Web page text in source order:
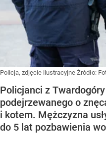
Policja, zdjęcie ilustracyjne Źródło:
Policjanci z
podejrzewanego o
i kotem. Mężczyzna
do 5 lat pozbawienia